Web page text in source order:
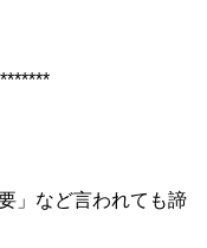
」など言われても諦